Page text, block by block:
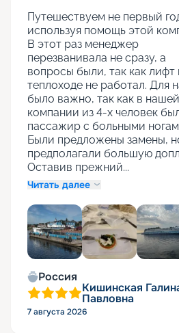
Путешествуем не первый
используя помощь этой
В этот раз менеджер
перезванивала не сразу, а
вопросы были, так как лифт
теплоходе не работал. Для
было важно, так как в нашей
компании из 4-х человек
пассажир с больными
Были предложены замены,
предполагали большую
Оставив прежний...
Читать далее
Россия
Кишинская
Павловна
7 августа 2026